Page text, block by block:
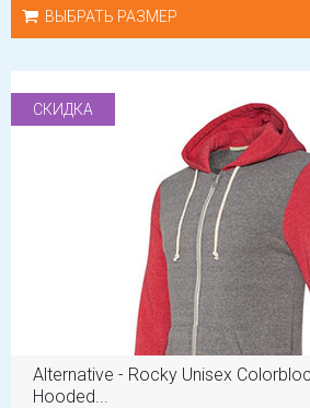
ВЫБРАТЬ РАЗМЕР
СКИДКА
Alternative - Rocky Unisex
Hooded...